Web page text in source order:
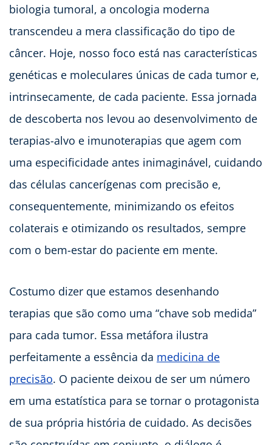
biologia tumoral, a oncologia moderna
transcendeu a mera classificação do tipo de
câncer. Hoje, nosso foco está nas características
genéticas e moleculares únicas de cada tumor e,
intrinsecamente, de cada paciente. Essa jornada
de descoberta nos levou ao desenvolvimento de
terapias-alvo e imunoterapias que agem com
uma especificidade antes inimaginável, cuidando
das células cancerígenas com precisão e,
consequentemente, minimizando os efeitos
colaterais e otimizando os resultados, sempre
com o bem-estar do paciente em mente.
Costumo dizer que estamos desenhando
terapias que são como uma “chave sob medida”
para cada tumor. Essa metáfora ilustra
perfeitamente a essência da medicina de
precisão. O paciente deixou de ser um número
em uma estatística para se tornar o protagonista
de sua própria história de cuidado. As decisões